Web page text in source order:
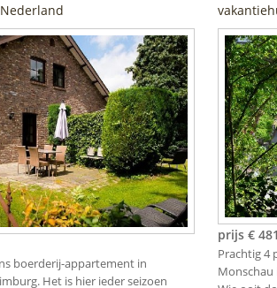
boerderij-appartement in
Het is hier ieder seizoen
prijs €
Prachtig 4
Monschau